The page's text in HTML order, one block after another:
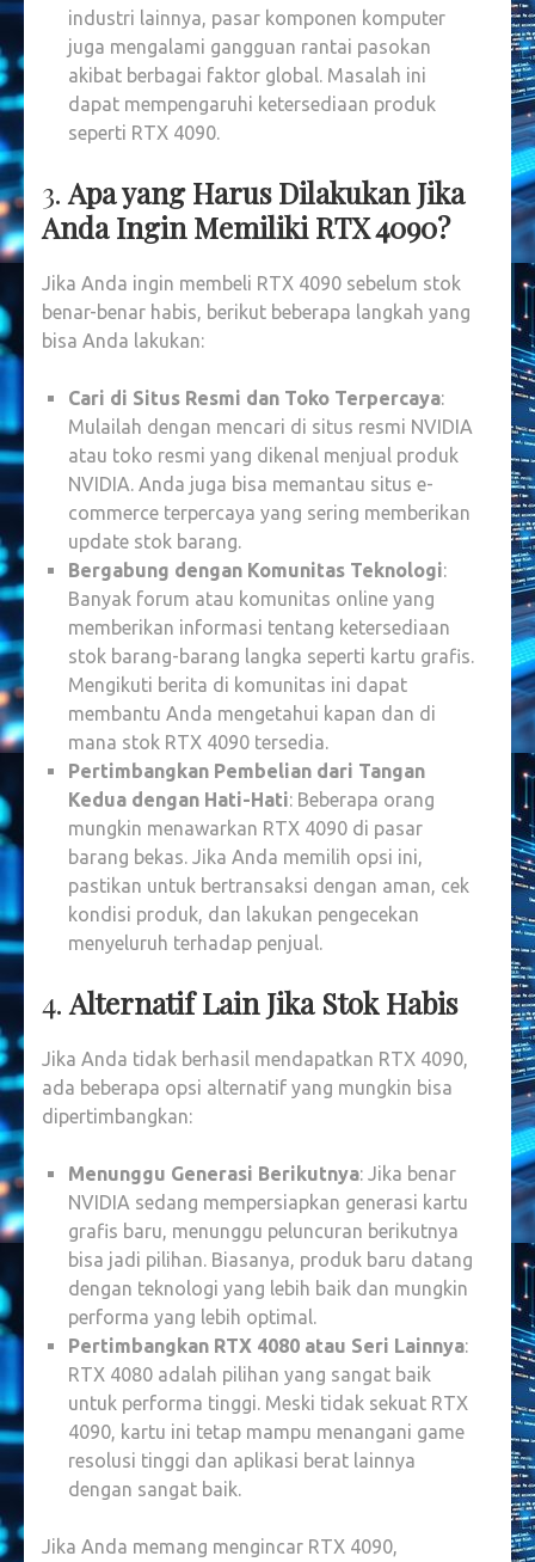
industri lainnya, pasar komponen komputer
juga mengalami gangguan rantai pasokan
akibat berbagai faktor global. Masalah ini
dapat mempengaruhi ketersediaan produk
seperti RTX 4090.
3. Apa yang Harus Dilakukan Jika
Anda Ingin Memiliki RTX 4090?
Jika Anda ingin membeli RTX 4090 sebelum stok
benar-benar habis, berikut beberapa langkah yang
bisa Anda lakukan:
Cari di Situs Resmi dan Toko Terpercaya:
Mulailah dengan mencari di situs resmi NVIDIA
atau toko resmi yang dikenal menjual produk
NVIDIA. Anda juga bisa memantau situs e-
commerce terpercaya yang sering memberikan
update stok barang.
Bergabung dengan Komunitas Teknologi:
Banyak forum atau komunitas online yang
memberikan informasi tentang ketersediaan
stok barang-barang langka seperti kartu grafis.
Mengikuti berita di komunitas ini dapat
membantu Anda mengetahui kapan dan di
mana stok RTX 4090 tersedia.
Pertimbangkan Pembelian dari Tangan
Kedua dengan Hati-Hati: Beberapa orang
mungkin menawarkan RTX 4090 di pasar
barang bekas. Jika Anda memilih opsi ini,
pastikan untuk bertransaksi dengan aman, cek
kondisi produk, dan lakukan pengecekan
menyeluruh terhadap penjual.
4. Alternatif Lain Jika Stok Habis
Jika Anda tidak berhasil mendapatkan RTX 4090,
ada beberapa opsi alternatif yang mungkin bisa
dipertimbangkan:
Menunggu Generasi Berikutnya: Jika benar
NVIDIA sedang mempersiapkan generasi kartu
grafis baru, menunggu peluncuran berikutnya
bisa jadi pilihan. Biasanya, produk baru datang
dengan teknologi yang lebih baik dan mungkin
performa yang lebih optimal.
Pertimbangkan RTX 4080 atau Seri Lainnya:
RTX 4080 adalah pilihan yang sangat baik
untuk performa tinggi. Meski tidak sekuat RTX
4090, kartu ini tetap mampu menangani game
resolusi tinggi dan aplikasi berat lainnya
dengan sangat baik.
Jika Anda memang mengincar RTX 4090,